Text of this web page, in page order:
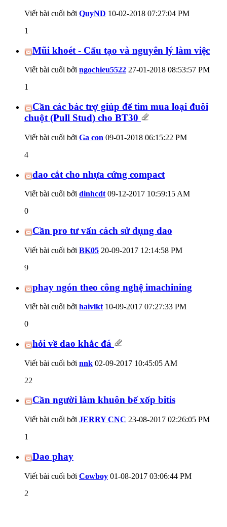
Viết bài cuối bởi QuyND 10-02-2018 07:27:04 PM
1
Mũi khoét - Cấu tạo và nguyên lý làm việc
Viết bài cuối bởi ngochieu5522 27-01-2018 08:53:57 PM
1
Cần các bác trợ giúp để tìm mua loại đuôi
chuột (Pull Stud) cho BT30
Viết bài cuối bởi Ga con 09-01-2018 06:15:22 PM
4
dao cắt cho nhựa cứng compact
Viết bài cuối bởi dinhcdt 09-12-2017 10:59:15 AM
0
Cần pro tư vấn cách sử dụng dao
Viết bài cuối bởi BK05 20-09-2017 12:14:58 PM
9
phay ngón theo công nghệ imachining
Viết bài cuối bởi haivlkt 10-09-2017 07:27:33 PM
0
hỏi về dao khắc đá
Viết bài cuối bởi nnk 02-09-2017 10:45:05 AM
22
Cần người làm khuôn bế xốp bitis
Viết bài cuối bởi JERRY CNC 23-08-2017 02:26:05 PM
1
Dao phay
Viết bài cuối bởi Cowboy 01-08-2017 03:06:44 PM
2